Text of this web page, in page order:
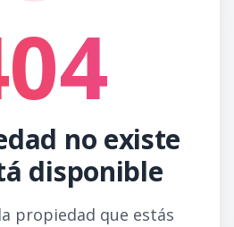
no existe
disponible
propiedad que estás